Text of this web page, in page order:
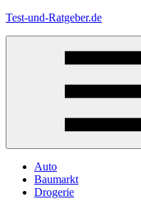
Zum
Test-und-Ratgeber.de
Auto
Baumarkt
Drogerie